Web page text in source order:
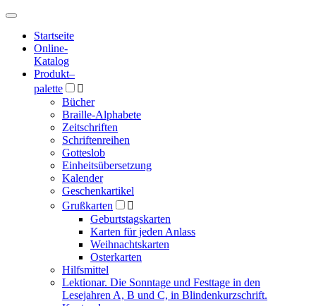
Hauptmenü
Hauptmenü
Startseite
Online-
Katalog
Produkt–
palette

Bücher
Braille-Alphabete
Zeitschriften
Schriftenreihen
Gotteslob
Einheitsübersetzung
Kalender
Geschenkartikel
Grußkarten

Geburtstagskarten
Karten für jeden Anlass
Weihnachtskarten
Osterkarten
Hilfsmittel
Lektionar. Die Sonntage und Festtage in den
Lesejahren A, B und C, in Blindenkurzschrift.